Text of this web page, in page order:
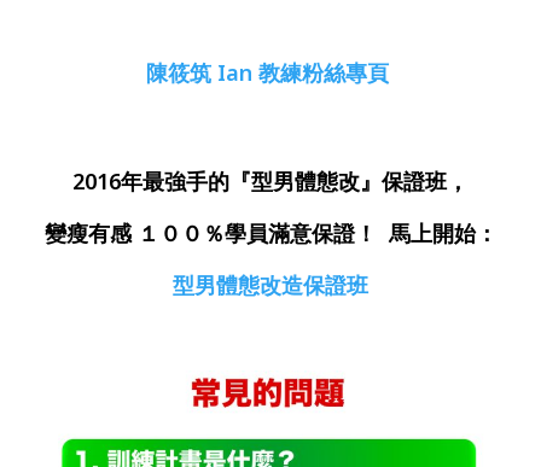
陳筱筑 Ian 教練粉絲專頁
2016年最強手的『型男體態改』保證班，
變瘦有感 １００％學員滿意保證！ 馬上開始：
型男體態改造保證班